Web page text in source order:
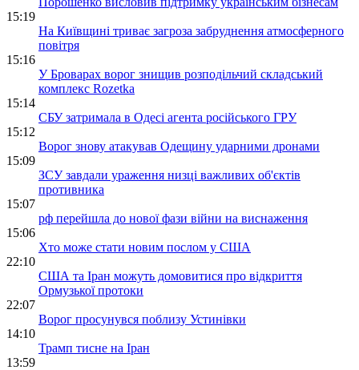
15:19
На Київщині триває загроза забруднення атмосферного
повітря
15:16
У Броварах ворог знищив розподільчий складський
комплекс Rozetka
15:14
СБУ затримала в Одесі агента російського ГРУ
15:12
Ворог знову атакував Одещину ударними дронами
15:09
ЗСУ завдали ураження низці важливих об'єктів
противника
15:07
рф перейшла до нової фази війни на виснаження
15:06
Хто може стати новим послом у США
22:10
США та Іран можуть домовитися про відкриття
Ормузької протоки
22:07
Ворог просунувся поблизу Устинівки
14:10
Трамп тисне на Іран
13:59